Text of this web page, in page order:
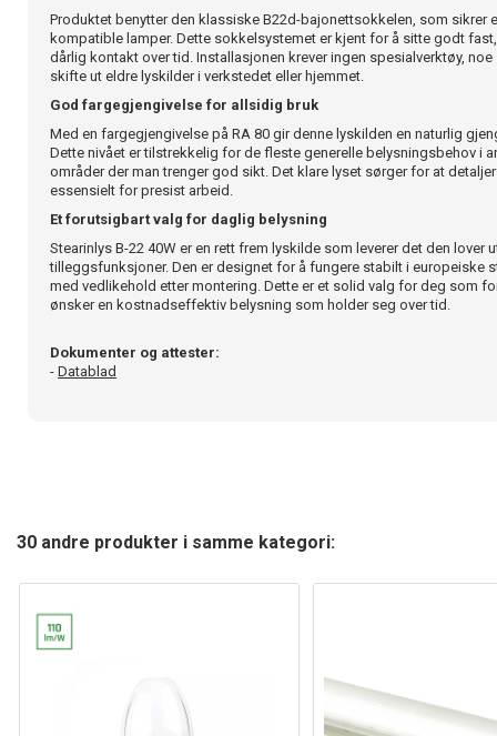
Produktet benytter den klassiske B22d-bajonettsokkelen, som sikrer
kompatible lamper. Dette sokkelsystemet er kjent for å sitte godt
dårlig kontakt over tid. Installasjonen krever ingen spesialverktøy,
skifte ut eldre lyskilder i verkstedet eller hjemmet.
God fargegjengivelse for allsidig bruk
Med en fargegjengivelse på RA 80 gir denne lyskilden en naturlig
Dette nivået er tilstrekkelig for de fleste generelle belysningsbehov i
områder der man trenger god sikt. Det klare lyset sørger for at
essensielt for presist arbeid.
Et forutsigbart valg for daglig belysning
Stearinlys B-22 40W er en rett frem lyskilde som leverer det den lover
tilleggsfunksjoner. Den er designet for å fungere stabilt i europeiske
med vedlikehold etter montering. Dette er et solid valg for deg som
ønsker en kostnadseffektiv belysning som holder seg over tid.
Dokumenter og attester:
- Datablad
30 andre produkter i samme kategori: